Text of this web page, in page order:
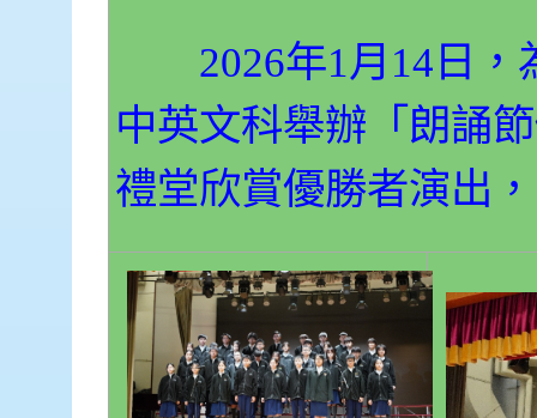
2026年1月14日，
中英文科舉辦「朗誦
禮堂欣賞優勝者演出